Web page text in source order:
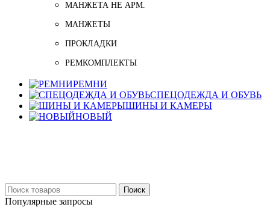
МАНЖЕТА НЕ АРМ.
МАНЖЕТЫ
ПРОКЛАДКИ
РЕМКОМПЛЕКТЫ
РЕМНИ
СПЕЦОДЕЖДА И ОБУВЬ
ШИНЫ И КАМЕРЫ
НОВЫЙ
Поиск
Популярные запросы